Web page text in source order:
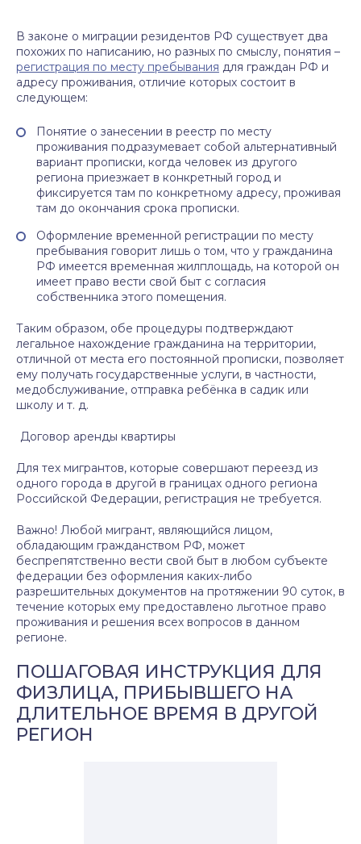
В законе о миграции резидентов РФ существует два
похожих по написанию, но разных по смыслу, понятия –
регистрация по месту пребывания для граждан РФ и
адресу проживания, отличие которых состоит в
следующем:
Понятие о занесении в реестр по месту
проживания подразумевает собой альтернативный
вариант прописки, когда человек из другого
региона приезжает в конкретный город и
фиксируется там по конкретному адресу, проживая
там до окончания срока прописки.
Оформление временной регистрации по месту
пребывания говорит лишь о том, что у гражданина
РФ имеется временная жилплощадь, на которой он
имеет право вести свой быт с согласия
собственника этого помещения.
Таким образом, обе процедуры подтверждают
легальное нахождение гражданина на территории,
отличной от места его постоянной прописки, позволяет
ему получать государственные услуги, в частности,
медобслуживание, отправка ребёнка в садик или
школу и т. д.
Договор аренды квартиры
Для тех мигрантов, которые совершают переезд из
одного города в другой в границах одного региона
Российской Федерации, регистрация не требуется.
Важно! Любой мигрант, являющийся лицом,
обладающим гражданством РФ, может
беспрепятственно вести свой быт в любом субъекте
федерации без оформления каких-либо
разрешительных документов на протяжении 90 суток, в
течение которых ему предоставлено льготное право
проживания и решения всех вопросов в данном
регионе.
ПОШАГОВАЯ ИНСТРУКЦИЯ ДЛЯ
ФИЗЛИЦА, ПРИБЫВШЕГО НА
ДЛИТЕЛЬНОЕ ВРЕМЯ В ДРУГОЙ
РЕГИОН